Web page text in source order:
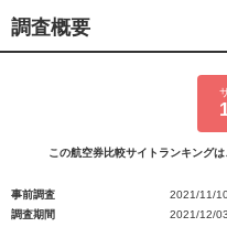
調査概要
この航空券比較サイトランキング
事前調査
2021/11/
調査期間
2021/12/